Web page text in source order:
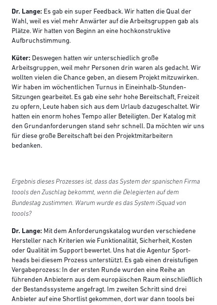
Dr. Lange: Es gab ein super Feedback. Wir hatten die Qual der
Wahl, weil es viel mehr Anwärter auf die Arbeitsgruppen gab als
Plätze. Wir hatten von Beginn an eine hochkonstruktive
Aufbruchstimmung.
Küter: Deswegen hatten wir unterschiedlich große
Arbeitsgruppen, weil mehr Personen drin waren als gedacht. Wir
wollten vielen die Chance geben, an diesem Projekt mitzuwirken.
Wir haben im wöchentlichen Turnus in Eineinhalb-Stunden-
Sitzungen gearbeitet. Es gab eine sehr hohe Bereitschaft, Freizeit
zu opfern, Leute haben sich aus dem Urlaub dazugeschaltet. Wir
hatten ein enorm hohes Tempo aller Beteiligten. Der Katalog mit
den Grundanforderungen stand sehr schnell. Da möchten wir uns
für diese große Bereitschaft bei den Projektmitarbeitern
bedanken.
Ergebnis dieses Prozesses ist, dass das System der spanischen Firma
toools den Zuschlag bekommt, wenn die Delegierten auf dem
Bundestag zustimmen. Warum wurde es das System iSquad von
toools?
Dr. Lange: Mit dem Anforderungskatalog wurden verschiedene
Hersteller nach Kriterien wie Funktionalität, Sicherheit, Kosten
oder Qualität im Support bewertet. Uns hat die Agentur Sport-
heads bei diesem Prozess unterstützt. Es gab einen dreistufigen
Vergabeprozess: In der ersten Runde wurden eine Reihe an
führenden Anbietern aus dem europäischen Raum einschließlich
der Bestandssysteme angefragt. Im zweiten Schritt sind drei
Anbieter auf eine Shortlist gekommen, dort war dann toools bei